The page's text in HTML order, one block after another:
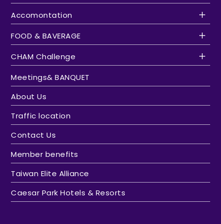
Accomontation
FOOD & BAVERAGE
CHAM Challenge
Meetings& BANQUET
About Us
Traffic location
Contact Us
Member benefits
Taiwan Elite Alliance
Caesar Park Hotels & Resorts